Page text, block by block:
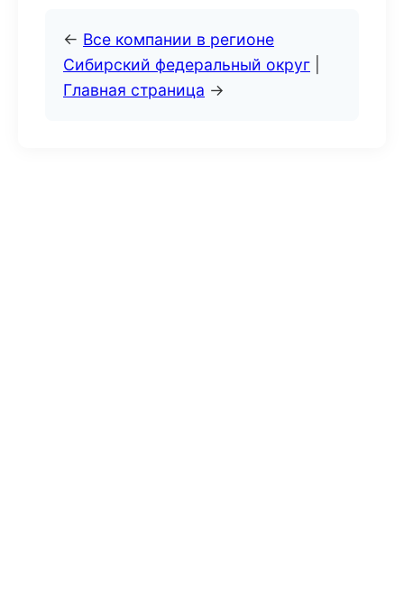
← Все компании в регионе
Сибирский федеральный округ
Главная страница →